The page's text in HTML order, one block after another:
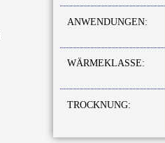
ANWENDUNGEN:
WÄRMEKLASSE:
TROCKNUNG: